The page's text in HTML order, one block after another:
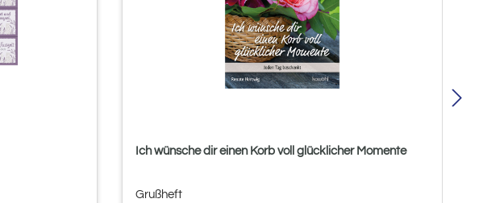
Ich wünsche dir einen Korb voll glücklicher Momente
Grußheft